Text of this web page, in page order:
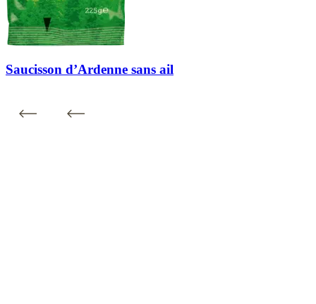
Saucisson d’Ardenne sans ail